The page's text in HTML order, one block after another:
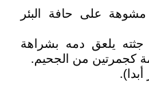
على حافة البئر
جثته يلعق دمه بشراهة
كجمرتين من الجحيم.